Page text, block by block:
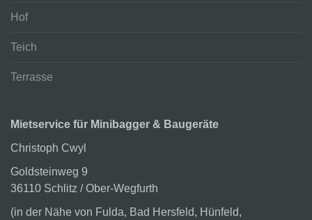
Hof
Teich
Terrasse
Mietservice für Minibagger & Baugeräte
Christoph Cwyl
Goldsteinweg 9
36110 Schlitz / Ober-Wegfurth
(in der Nähe von Fulda, Bad Hersfeld, Hünfeld,